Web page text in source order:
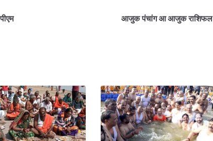
आजुक पंचांग आ आजुक राशिफल